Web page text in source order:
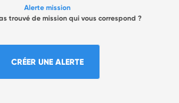
Alerte mission
trouvé de mission qui vous correspond ?
CRÉER UNE ALERTE